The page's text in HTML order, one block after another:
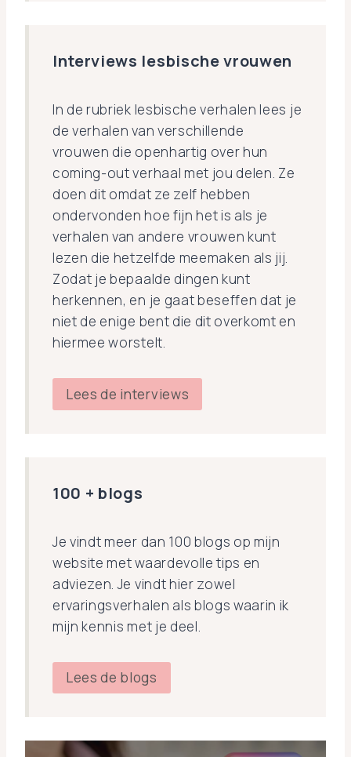
Interviews lesbische vrouwen
In de rubriek lesbische verhalen lees je
de verhalen van verschillende
vrouwen die openhartig over hun
coming-out verhaal met jou delen. Ze
doen dit omdat ze zelf hebben
ondervonden hoe fijn het is als je
verhalen van andere vrouwen kunt
lezen die hetzelfde meemaken als jij.
Zodat je bepaalde dingen kunt
herkennen, en je gaat beseffen dat je
niet de enige bent die dit overkomt en
hiermee worstelt.
Lees de interviews
100 + blogs
Je vindt meer dan 100 blogs op mijn
website met waardevolle tips en
adviezen. Je vindt hier zowel
ervaringsverhalen als blogs waarin ik
mijn kennis met je deel.
Lees de blogs